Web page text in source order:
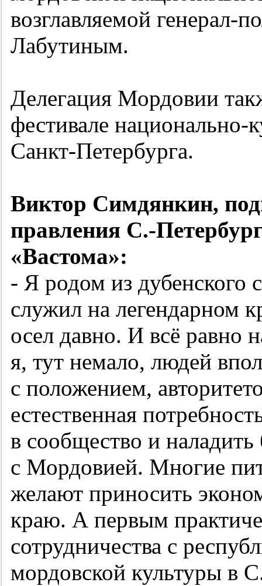
возглавляемой генерал-
Лабутиным.
Делегация Мордовии
фестивале национально-
Санкт-Петербурга.
Виктор Симдянкин,
правления С.-
«Вастома»:
- Я родом из дубенского
служил на легендарном
осел давно. И всё равно
я, тут немало, людей
с положением,
естественная
в сообщество и наладить
с Мордовией. Многие
желают приносить
краю. А первым
сотрудничества с
мордовской культуры в